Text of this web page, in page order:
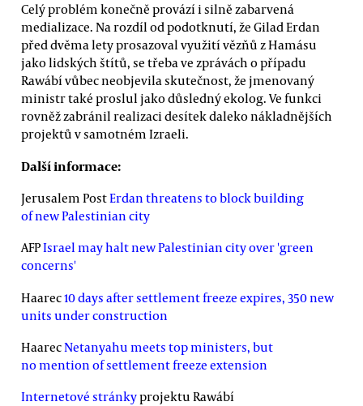
Celý problém konečně provází i silně zabarvená
medializace. Na rozdíl od podotknutí, že Gilad Erdan
před dvěma lety prosazoval využití vězňů z Hamásu
jako lidských štítů, se třeba ve zprávách o případu
Rawábí vůbec neobjevila skutečnost, že jmenovaný
ministr také proslul jako důsledný ekolog. Ve funkci
rovněž zabránil realizaci desítek daleko nákladnějších
projektů v samotném Izraeli.
Další informace:
Jerusalem PostErdan threatens to block building
of new Palestinian city
AFPIsrael may halt new Palestinian city over 'green
concerns'
Haarec10 days after settlement freeze expires, 350 new
units under construction
HaarecNetanyahu meets top ministers, but
no mention of settlement freeze extension
Internetové stránkyprojektu Rawábí